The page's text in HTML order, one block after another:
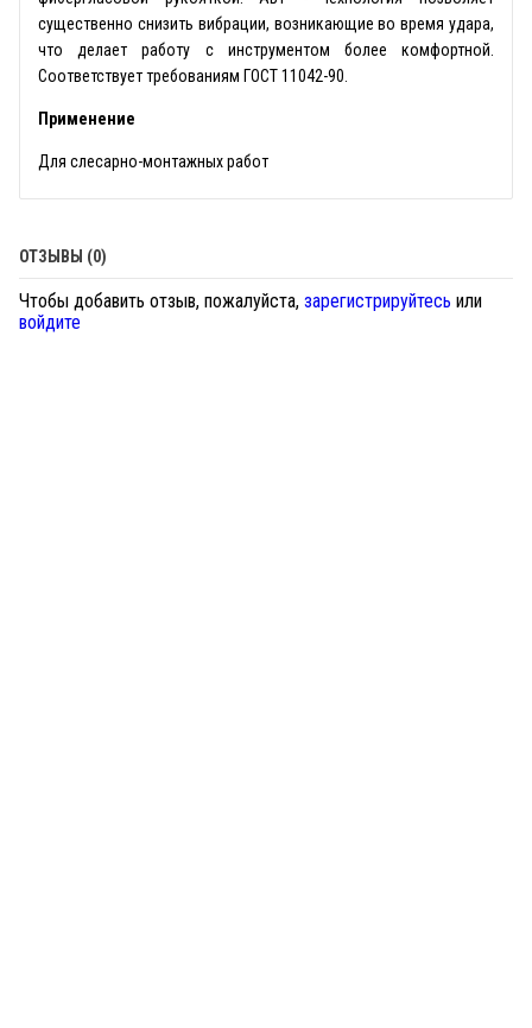
существенно снизить вибрации, возникающие во время удара,
что делает работу с инструментом более комфортной.
Соответствует требованиям ГОСТ 11042-90.
Применение
Для слесарно-монтажных работ
ОТЗЫВЫ (0)
Чтобы добавить отзыв, пожалуйста, зарегистрируйтесь или
войдите